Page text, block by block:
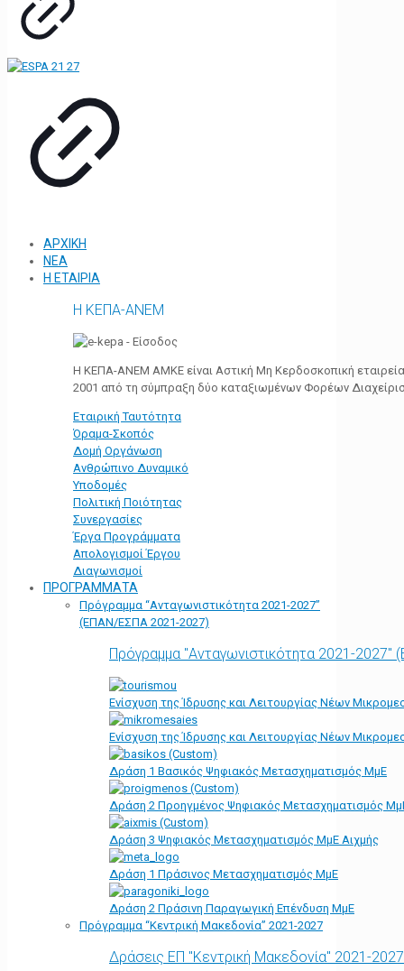
ΑΡΧΙΚΗ
ΝΕΑ
Η ΕΤΑΙΡΙΑ
Η ΚΕΠΑ-ΑΝΕΜ
Η ΚΕΠΑ-ΑΝΕΜ ΑΜΚΕ είναι Αστική Μη Κερδοσκοπική
2001 από τη σύμπραξη δύο καταξιωμένων Φορέων
Εταιρική Ταυτότητα
Όραμα-Σκοπός
Δομή Οργάνωση
Ανθρώπινο Δυναμικό
Υποδομές
Πολιτική Ποιότητας
Συνεργασίες
Έργα Προγράμματα
Απολογισμοί Έργου
Διαγωνισμοί
ΠΡΟΓΡΑΜΜΑΤΑ
Πρόγραμμα “Ανταγωνιστικότητα 2021-2027”
(ΕΠΑΝ/ΕΣΠΑ 2021-2027)
Πρόγραμμα "Ανταγωνιστικότητα 2021-
Ενίσχυση της Ίδρυσης και Λειτουργίας Νέων
Ενίσχυση της Ίδρυσης και Λειτουργίας Νέων
Δράση 1 Βασικός Ψηφιακός Μετασχηματισμός ΜμΕ
Δράση 2 Προηγμένος Ψηφιακός Μετασχηματισμός
Δράση 3 Ψηφιακός Μετασχηματισμός ΜμΕ Αιχμής
Δράση 1 Πράσινος Μετασχηματισμός ΜμΕ
Δράση 2 Πράσινη Παραγωγική Επένδυση ΜμΕ
Πρόγραμμα “Κεντρική Μακεδονία” 2021-2027
Δράσεις ΕΠ "Κεντρική Μακεδονία" 2021-2027